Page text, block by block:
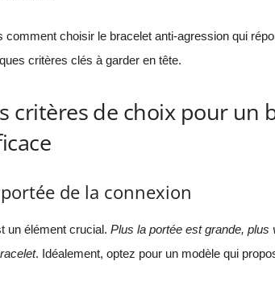
comment choisir le bracelet anti-agression qui
critères clés à garder en tête.
critères de choix pour un
de la connexion
un élément crucial. Plus la portée est grande, plus
. Idéalement, optez pour un modèle qui